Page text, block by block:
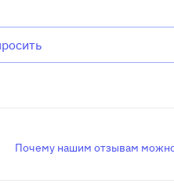
Почему нашим отзывам